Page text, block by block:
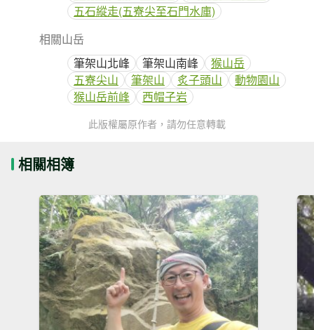
五石縱走(五寮尖至石門水庫)
相關山岳
筆架山北峰
筆架山南峰
猴山岳
五寮尖山
筆架山 炙子頭山
動物園山
猴山岳前峰
西帽子岩
此版權屬原作者，請勿任意轉載
相關相簿